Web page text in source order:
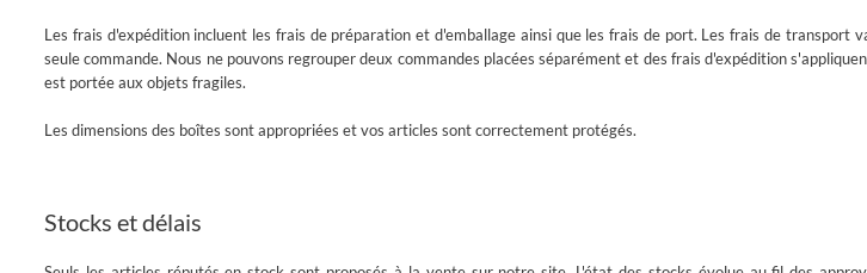
Les frais d'expédition incluent les frais de préparation et d'emballage ainsi que les frais de port. Les frais de
seule commande. Nous ne pouvons regrouper deux commandes placées séparément et des frais d'expédition
est portée aux objets fragiles.
Les dimensions des boîtes sont appropriées et vos articles sont correctement protégés.
Stocks et délais